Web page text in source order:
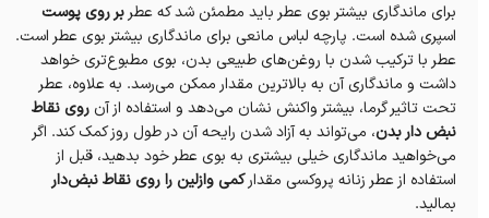
برای ماندگاری بیشتر بوی عطر باید مطمئن شد که عطربر روی پوست
اسپری شده است. پارچه لباس مانعی برای ماندگاری بیشتر بوی عطر است.
عطر با ترکیب شدن با روغن‌های طبیعی بدن، بوی مطبوع‌تری خواهد
داشت و ماندگاری آن به بالاترین مقدار ممکن می‌رسد. به علاوه، عطر
تحت تاثیر گرما، بیشتر واکنش نشان می‌دهد و استفاده از آن روی نقاط
نبض دار بدن
، می‌تواند به آزاد شدن رایحه‌‎ آن در طول روز کمک کند. اگر
می‌خواهید ماندگاری خیلی بیشتری به بوی عطر خود بدهید، قبل از
استفاده از عطر زنانه پروکسی مقدارکمی وازلین را روی نقاط نبض‌دار
بمالید.